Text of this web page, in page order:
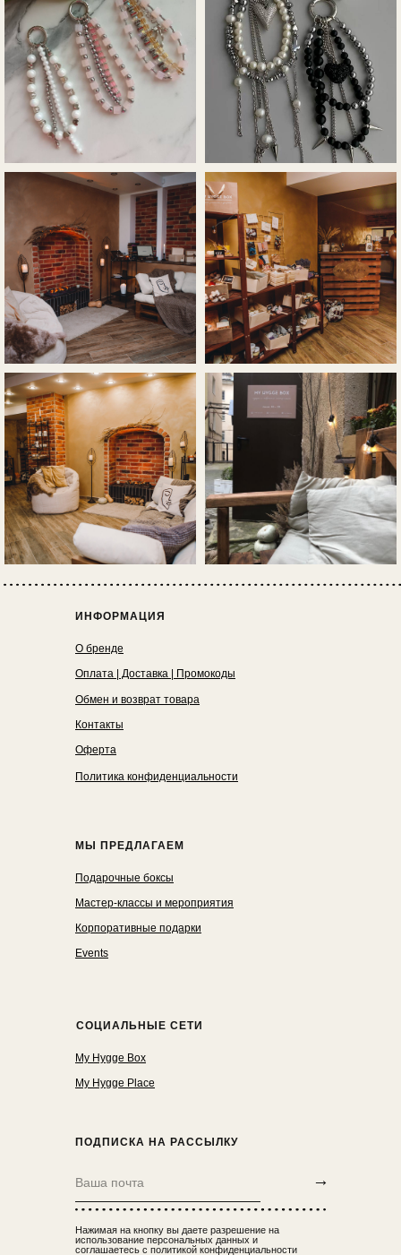
ИНФОРМАЦИЯ
МЫ ПРЕДЛАГАЕМ
СОЦИАЛЬНЫЕ СЕТИ
→
Нажимая на кнопку вы даете разрешение на
использование персональных данных и
соглашаетесь с политикой конфиденциальности
ПОДПИСКА НА РАССЫЛКУ
О бренде
Оплата | Доставка | Промокоды
Обмен и возврат товара
Контакты
Оферта
Политика конфиденциальности
Подарочные боксы
Мастер-классы и мероприятия
Корпоративные подарки
Events
My Hygge Box
My Hygge Place